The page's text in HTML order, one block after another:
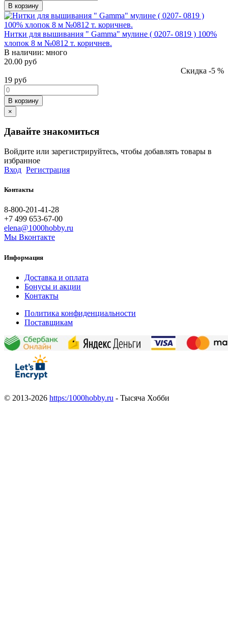
В корзину
Нитки для вышивания " Gamma" мулине ( 0207- 0819 ) 100%
хлопок 8 м №0812 т. коричнев.
В наличии: много
20.00 руб
Скидка -5 %
19 руб
В корзину
×
Давайте знакомиться
Войдите или зарегистрируйтесь, чтобы добавлять товары в
избранное
Вход Регистрация
Контакты
8-800-201-41-28
+7 499 653-67-00
elena@1000hobby.ru
Мы Вконтакте
Информация
Доставка и оплата
Бонусы и акции
Контакты
Политика конфиденциальности
Поставщикам
© 2013-2026 https:/1000hobby.ru - Тысяча Хобби